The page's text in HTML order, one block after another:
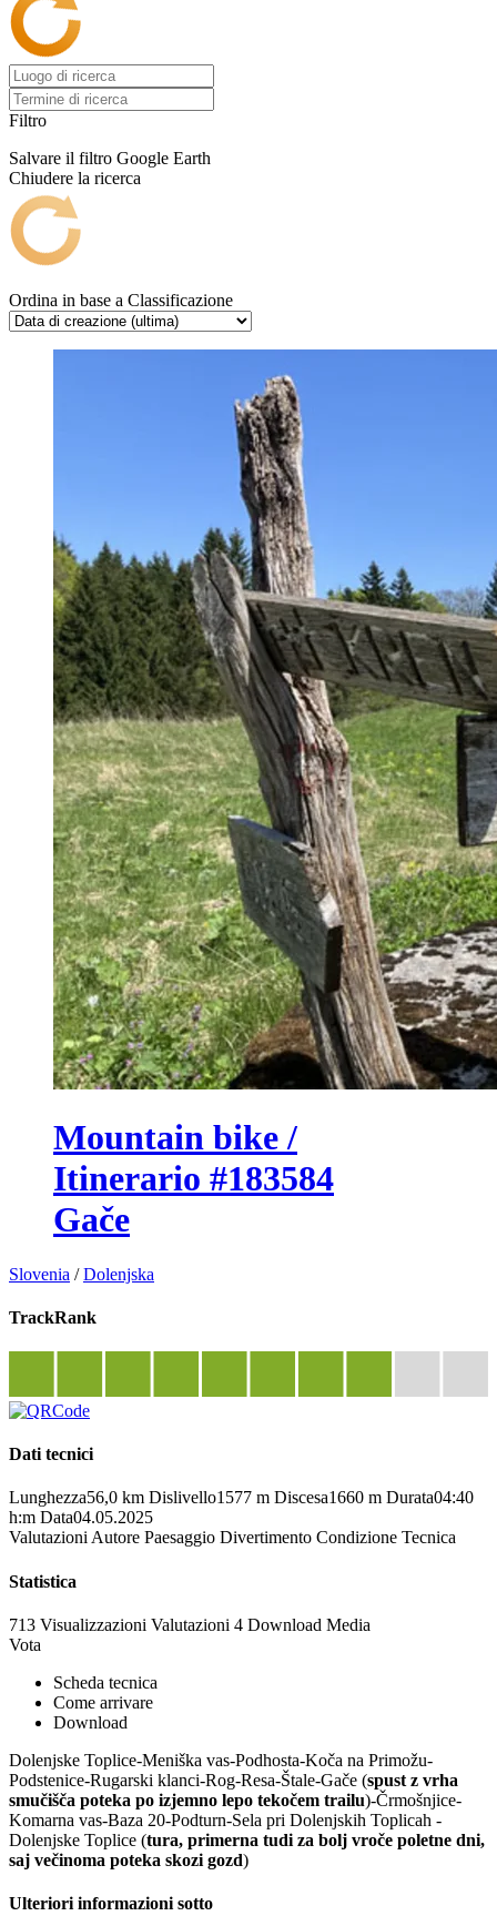
Filtro
Salvare il filtro Google Earth
Chiudere la ricerca
Ordina in base a Classificazione
Mountain bike /
Itinerario #183584
Gače
Slovenia /Dolenjska
TrackRank
Dati tecnici
Lunghezza56,0 km Dislivello1577 m Discesa1660 m Durata04:40
h:m Data04.05.2025
Valutazioni Autore Paesaggio Divertimento Condizione Tecnica
Statistica
713 Visualizzazioni Valutazioni 4 Download Media
Vota
Scheda tecnica
Come arrivare
Download
Dolenjske Toplice-Meniška vas-Podhosta-Koča na Primožu-
Podstenice-Rugarski klanci-Rog-Resa-Štale-Gače (spust z vrha
smučišča poteka po izjemno lepo tekočem trailu)-Črmošnjice-
Komarna vas-Baza 20-Podturn-Sela pri Dolenjskih Toplicah -
Dolenjske Toplice (tura, primerna tudi za bolj vroče poletne dni,
saj večinoma poteka skozi gozd)
Ulteriori informazioni sotto